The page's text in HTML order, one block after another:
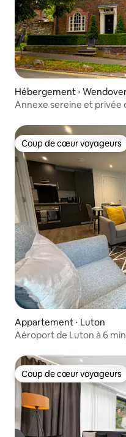
Hébergement ⋅
Annexe sereine et privée
Coup de cœur voyageurs
Coup de cœur voyageurs
Appartement ⋅ Luton
Aéroport de Luton à 6
Coup de cœur voyageurs
Coup de cœur voyageurs